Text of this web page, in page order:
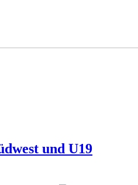
und U19